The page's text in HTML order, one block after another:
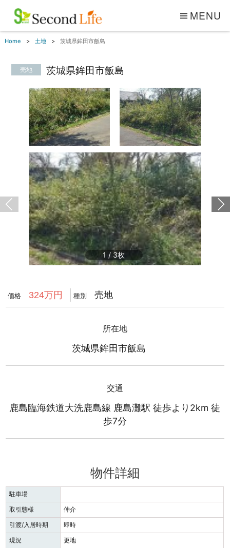
MENU
Home 土地 茨城県鉾田市飯島
売地 茨城県鉾田市飯島
1 / 3
価格 324万円 種別 売地
所在地
茨城県鉾田市飯島
交通
鹿島臨海鉄道大洗鹿島線 鹿島灘駅 徒歩より2km 徒
歩7分
物件詳細
駐車場
取引態様
仲介
引渡/入居時期
即時
現況
更地